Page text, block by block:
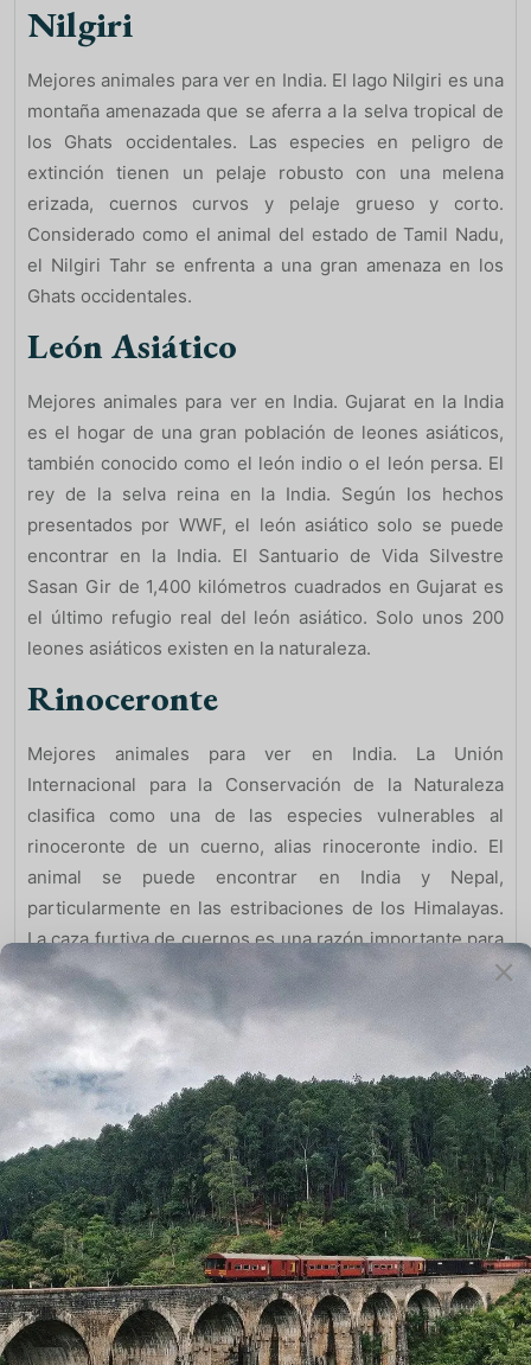
Nilgiri
Mejores animales para ver en India. El lago Nilgiri es una
montaña amenazada que se aferra a la selva tropical de
los Ghats occidentales. Las especies en peligro de
extinción tienen un pelaje robusto con una melena
erizada, cuernos curvos y pelaje grueso y corto.
Considerado como el animal del estado de Tamil Nadu,
el Nilgiri Tahr se enfrenta a una gran amenaza en los
Ghats occidentales.
León Asiático
Mejores animales para ver en India. Gujarat en la India
es el hogar de una gran población de leones asiáticos,
también conocido como el león indio o el león persa. El
rey de la selva reina en la India. Según los hechos
presentados por WWF, el león asiático solo se puede
encontrar en la India. El Santuario de Vida Silvestre
Sasan Gir de 1,400 kilómetros cuadrados en Gujarat es
el último refugio real del león asiático. Solo unos 200
leones asiáticos existen en la naturaleza.
Rinoceronte
Mejores animales para ver en India. La Unión
Internacional para la Conservación de la Naturaleza
clasifica como una de las especies vulnerables al
rinoceronte de un cuerno, alias rinoceronte indio. El
animal se puede encontrar en India y Nepal,
particularmente en las estribaciones de los Himalayas.
La caza furtiva de cuernos es una razón importante para
la disminución del número de rinocerontes indios.
Blackbucks
Mejores animales para ver en India, Blackbucks, los
antílopes indios que se encuentran en abundancia en las
llanuras, praderas y matorrales de la India. Las
actividades como la caza, la caza furtiva, la destrucción
del hábitat, el sobrepastoreo y la endogamia han llevado
a una drástica fluctuación descendente en la población
de blackbuck.
Aqui te dejamos importantes blogs que hemos hecho
para vuestroviaje a la India.Si quieres ver losblogs en